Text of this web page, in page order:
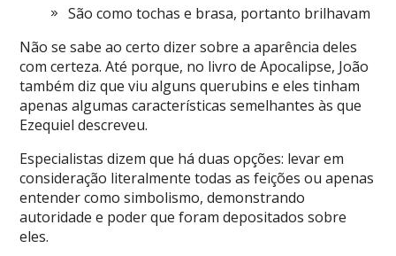
São como tochas e brasa, portanto brilhavam
Não se sabe ao certo dizer sobre a aparência deles
com certeza. Até porque, no livro de Apocalipse, João
também diz que viu alguns querubins e eles tinham
apenas algumas características semelhantes às que
Ezequiel descreveu.
Especialistas dizem que há duas opções: levar em
consideração literalmente todas as feições ou apenas
entender como simbolismo, demonstrando
autoridade e poder que foram depositados sobre
eles.